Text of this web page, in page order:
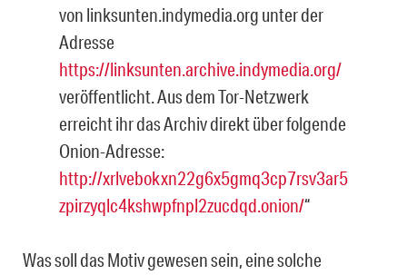
von linksunten.indymedia.org unter der
Adresse
https://linksunten.archive.indymedia.org/
veröffentlicht. Aus dem Tor-Netzwerk
erreicht ihr das Archiv direkt über folgende
Onion-Adresse:
http://xrlvebokxn22g6x5gmq3cp7rsv3ar5
zpirzyqlc4kshwpfnpl2zucdqd.onion/“
Was soll das Motiv gewesen sein, eine solche